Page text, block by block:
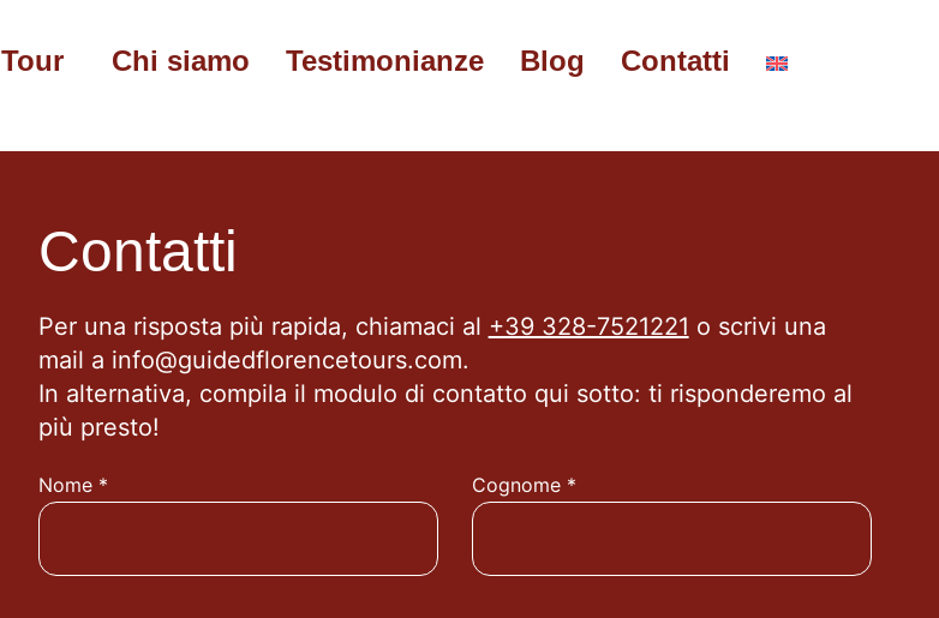
Tour Chi siamo Testimonianze Blog Contatti
Contatti
Per una risposta più rapida, chiamaci al +39 328-7521221 o scrivi una
mail a info@guidedflorencetours.com.
In alternativa, compila il modulo di contatto qui sotto: ti risponderemo al
più presto!
Nome * Cognome *